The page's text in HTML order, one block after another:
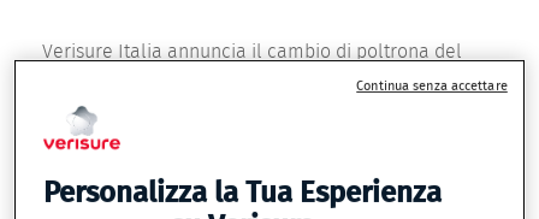
Verisure Italia annuncia il cambio di poltrona del
proprio Direttore Generale: Stefan Konrad Mendez è
ora alla guida della filiale italiana della
multinazionale leader d’Europa nel settore degli
traguardo di 150.000 clienti e 1.800 posti di lavoro
Personalizza la Tua Esperienza
Continua senza accettare